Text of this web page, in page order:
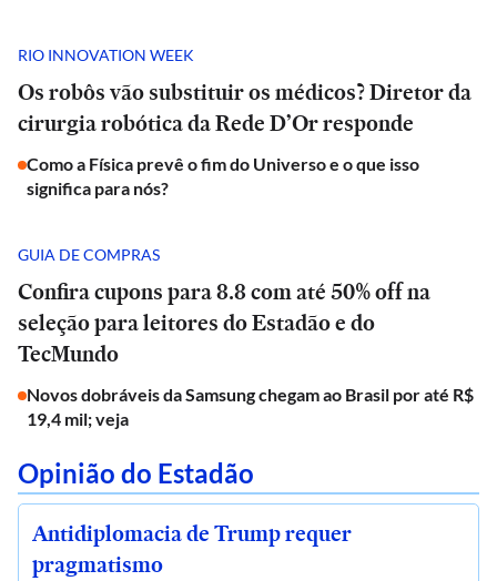
RIO INNOVATION WEEK
Os robôs vão substituir os médicos? Diretor da
cirurgia robótica da Rede D’Or responde
Como a Física prevê o fim do Universo e o que isso
significa para nós?
GUIA DE COMPRAS
Confira cupons para 8.8 com até 50% off na
seleção para leitores do Estadão e do
TecMundo
Novos dobráveis da Samsung chegam ao Brasil por até R$
19,4 mil; veja
Opinião do Estadão
Antidiplomacia de Trump requer
pragmatismo